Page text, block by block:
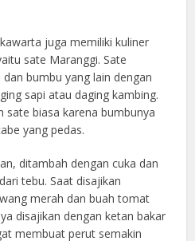
juga memiliki kuliner
sate Maranggi. Sate
bumbu yang lain dengan
sapi atau daging kambing.
sate biasa karena bumbunya
yang pedas.
ditambah dengan cuka dan
tebu. Saat disajikan
merah dan buah tomat
disajikan dengan ketan bakar
membuat perut semakin